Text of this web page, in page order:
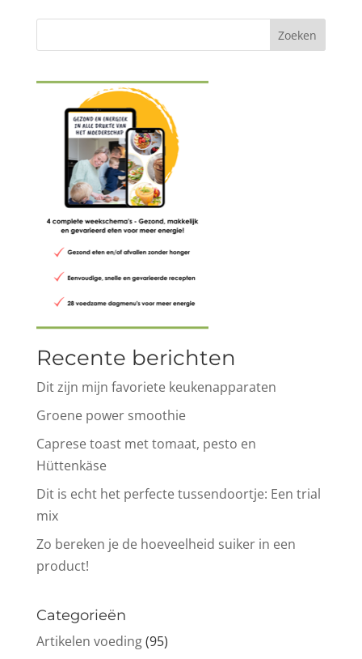
Recente berichten
Dit zijn mijn favoriete keukenapparaten
Groene power smoothie
Caprese toast met tomaat, pesto en
Hüttenkäse
Dit is echt het perfecte tussendoortje: Een trial
mix
Zo bereken je de hoeveelheid suiker in een
product!
Categorieën
Artikelen voeding(95)